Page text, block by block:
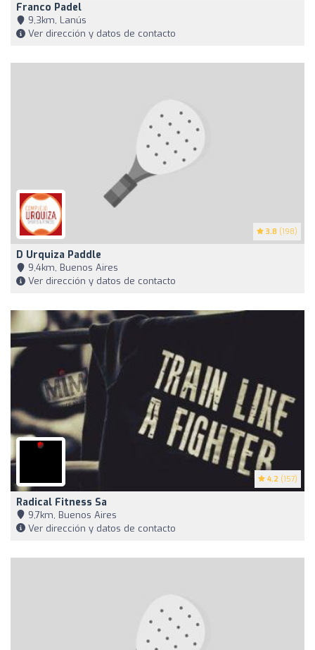
Franco Padel
9,3km, Lanús
Ver dirección y datos de contacto
3.8 (198)
D Urquiza Paddle
9,4km, Buenos Aires
Ver dirección y datos de contacto
4.2 (157)
Radical Fitness Sa
9,7km, Buenos Aires
Ver dirección y datos de contacto